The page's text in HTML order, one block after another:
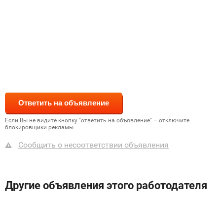
Если Вы не видите кнопку "ответить на объявление" – отключите
блокировщики рекламы
Сообщить о несоответствии объявления
Другие объявления этого работодателя